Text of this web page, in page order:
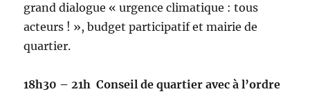
grand dialogue « urgence climatique : tous
acteurs ! », budget participatif et mairie de
quartier.
18h30 – 21h Conseil de quartier avec à l’ordre